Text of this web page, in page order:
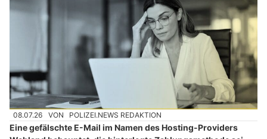
08.07.26 VON POLIZEI.NEWS REDAKTION
Eine gefälschte E-Mail im Namen des Hosting-Providers